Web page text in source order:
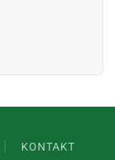
KONTAKT